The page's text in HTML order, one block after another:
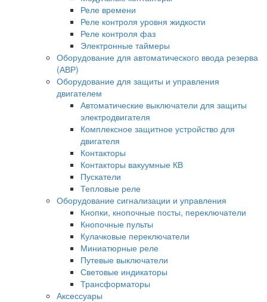
Реле времени
Реле контроля уровня жидкости
Реле контроля фаз
Электронные таймеры
Оборудование для автоматического ввода резерва
(АВР)
Оборудование для защиты и управления
двигателем
Автоматические выключатели для защиты
электродвигателя
Комплексное защитное устройство для
двигателя
Контакторы
Контакторы вакуумные КВ
Пускатели
Тепловые реле
Оборудование сигнализации и управления
Кнопки, кнопочные посты, переключатели
Кнопочные пульты
Кулачковые переключатели
Миниатюрные реле
Путевые выключатели
Световые индикаторы
Трансформаторы
Аксессуары